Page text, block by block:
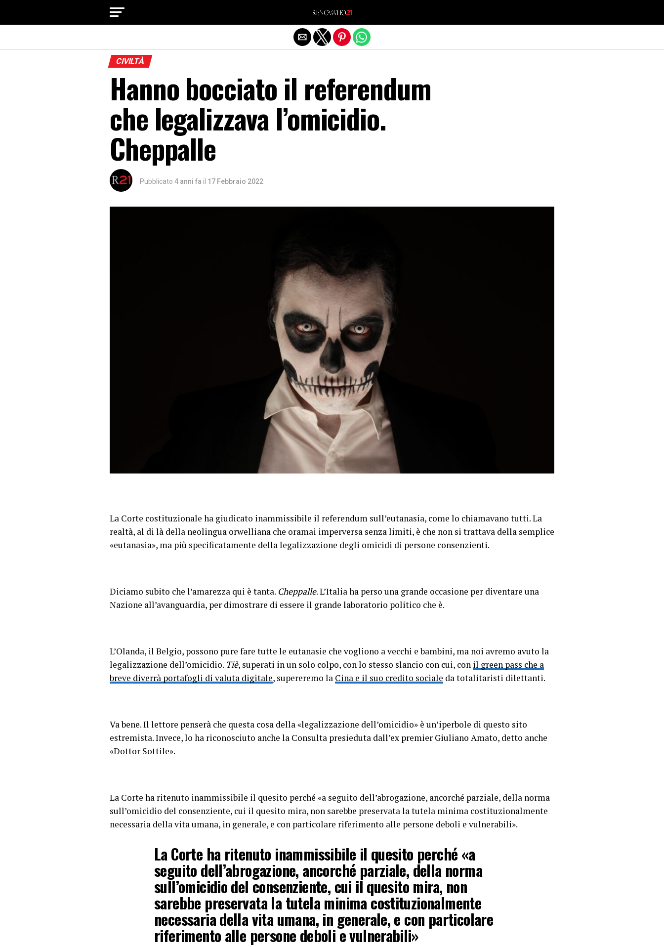
CIVILTÀ
Hanno bocciato il referendum
che legalizzava l’omicidio.
Cheppalle
Pubblicato 4 anni fa il 17 Febbraio 2022
La Corte costituzionale ha giudicato inammissibile il referendum sull’eutanasia, come lo chiamavano tutti. La
realtà, al di là della neolingua orwelliana che oramai imperversa senza limiti, è che non si trattava della semplice
«eutanasia», ma più specificatamente della legalizzazione degli omicidi di persone consenzienti.
Diciamo subito che l’amarezza qui è tanta. Cheppalle. L’Italia ha perso una grande occasione per diventare una
Nazione all’avanguardia, per dimostrare di essere il grande laboratorio politico che è.
L’Olanda, il Belgio, possono pure fare tutte le eutanasie che vogliono a vecchi e bambini, ma noi avremo avuto la
legalizzazione dell’omicidio. Tiè, superati in un solo colpo, con lo stesso slancio con cui, con il green pass che a
breve diverrà portafogli di valuta digitale, supereremo la Cina e il suo credito sociale da totalitaristi dilettanti.
Va bene. Il lettore penserà che questa cosa della «legalizzazione dell’omicidio» è un’iperbole di questo sito
estremista. Invece, lo ha riconosciuto anche la Consulta presieduta dall’ex premier Giuliano Amato, detto anche
«Dottor Sottile».
La Corte ha ritenuto inammissibile il quesito perché «a seguito dell’abrogazione, ancorché parziale, della norma
sull’omicidio del consenziente, cui il quesito mira, non sarebbe preservata la tutela minima costituzionalmente
necessaria della vita umana, in generale, e con particolare riferimento alle persone deboli e vulnerabili».
La Corte ha ritenuto inammissibile il quesito perché «a
seguito dell’abrogazione, ancorché parziale, della norma
sull’omicidio del consenziente, cui il quesito mira, non
sarebbe preservata la tutela minima costituzionalmente
necessaria della vita umana, in generale, e con particolare
riferimento alle persone deboli e vulnerabili»
Exit mobile version